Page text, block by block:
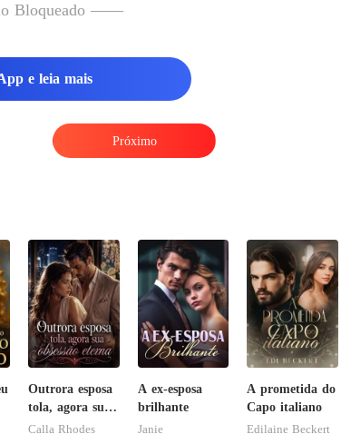
Bloqueado ——
e leia mais
Próximo
Outrora esposa
tola, agora sua
obsessão eterna
Calla Rhodes
A ex-esposa
brilhante
Janie
A prometida do
Capo italiano
Edilaine Beckert